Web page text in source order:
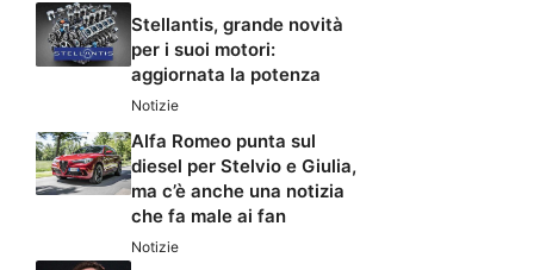
Stellantis, grande novità
per i suoi motori:
aggiornata la potenza
Notizie
Alfa Romeo punta sul
diesel per Stelvio e Giulia,
ma c’è anche una notizia
che fa male ai fan
Notizie